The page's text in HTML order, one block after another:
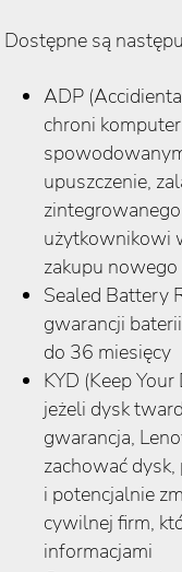
Dostępne są
ADP
chroni
upuszczenie,
użytkownikowi
zakupu
Sealed Battery
gwarancji
do 36 miesięcy
KYD (Keep
jeżeli dysk
gwarancja,
zachować
i potencjalnie
cywilnej firm,
informacjami